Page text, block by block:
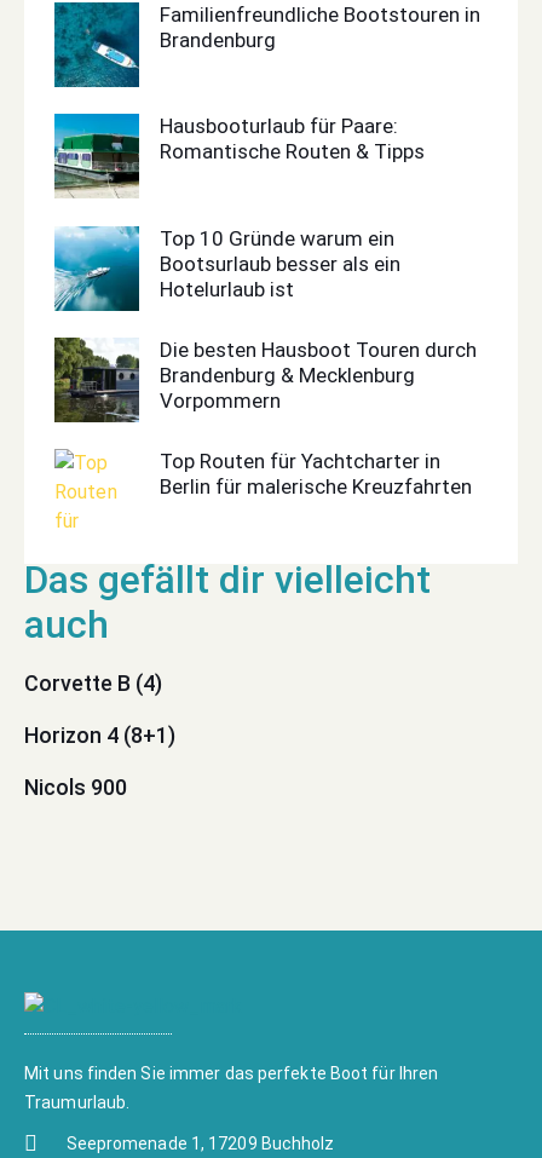
Familienfreundliche Bootstouren in
Brandenburg
Hausbooturlaub für Paare:
Romantische Routen & Tipps
Top 10 Gründe warum ein
Bootsurlaub besser als ein
Hotelurlaub ist
Die besten Hausboot Touren durch
Brandenburg & Mecklenburg
Vorpommern
Top Routen für Yachtcharter in
Berlin für malerische Kreuzfahrten
Corvette B (4)
Horizon 4 (8+1)
Nicols 900
Mit uns finden Sie immer das perfekte Boot für Ihren
Traumurlaub.
Seepromenade 1, 17209 Buchholz